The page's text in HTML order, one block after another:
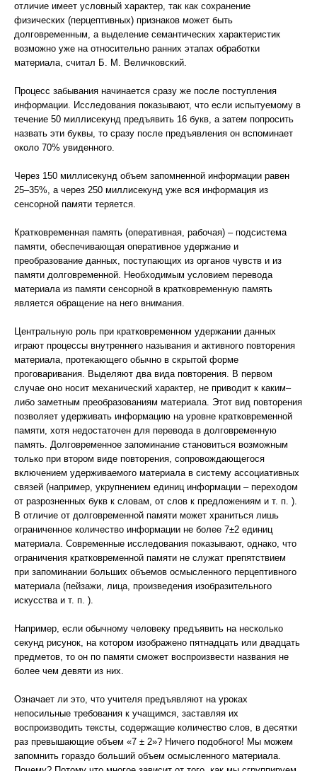
отличие имеет условный характер, так как сохранение
физических (перцептивных) признаков может быть
долговременным, а выделение семантических характеристик
возможно уже на относительно ранних этапах обработки
материала, считал Б. М. Величковский.
Процесс забывания начинается сразу же после поступления
информации. Исследования показывают, что если испытуемому в
течение 50 миллисекунд предъявить 16 букв, а затем попросить
назвать эти буквы, то сразу после предъявления он вспоминает
около 70% увиденного.
Через 150 миллисекунд объем запомненной информации равен
25–35%, а через 250 миллисекунд уже вся информация из
сенсорной памяти теряется.
Кратковременная память (оперативная, рабочая) – подсистема
памяти, обеспечивающая оперативное удержание и
преобразование данных, поступающих из органов чувств и из
памяти долговременной. Необходимым условием перевода
материала из памяти сенсорной в кратковременную память
является обращение на него внимания.
Центральную роль при кратковременном удержании данных
играют процессы внутреннего называния и активного повторения
материала, протекающего обычно в скрытой форме
проговаривания. Выделяют два вида повторения. В первом
случае оно носит механический характер, не приводит к каким–
либо заметным преобразованиям материала. Этот вид повторения
позволяет удерживать информацию на уровне кратковременной
памяти, хотя недостаточен для перевода в долговременную
память. Долговременное запоминание становиться возможным
только при втором виде повторения, сопровождающегося
включением удерживаемого материала в систему ассоциативных
связей (например, укрупнением единиц информации – переходом
от разрозненных букв к словам, от слов к предложениям и т. п. ).
В отличие от долговременной памяти может храниться лишь
ограниченное количество информации не более 7±2 единиц
материала. Современные исследования показывают, однако, что
ограничения кратковременной памяти не служат препятствием
при запоминании больших объемов осмысленного перцептивного
материала (пейзажи, лица, произведения изобразительного
искусства и т. п. ).
Например, если обычному человеку предъявить на несколько
секунд рисунок, на котором изображено пятнадцать или двадцать
предметов, то он по памяти сможет воспроизвести названия не
более чем девяти из них.
Означает ли это, что учителя предъявляют на уроках
непосильные требования к учащимся, заставляя их
воспроизводить тексты, содержащие количество слов, в десятки
раз превышающие объем «7 ± 2»? Ничего подобного! Мы можем
запомнить гораздо больший объем осмысленного материала.